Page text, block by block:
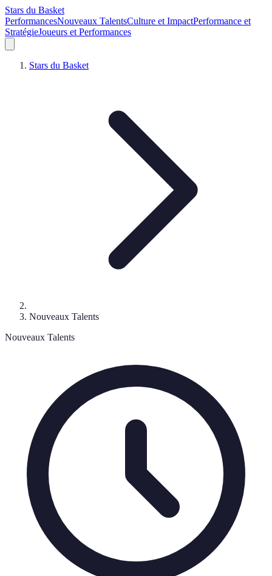
Stars du Basket
PerformancesNouveaux TalentsCulture et ImpactPerformance et
StratégieJoueurs et Performances
Stars du Basket
Nouveaux Talents
Nouveaux Talents